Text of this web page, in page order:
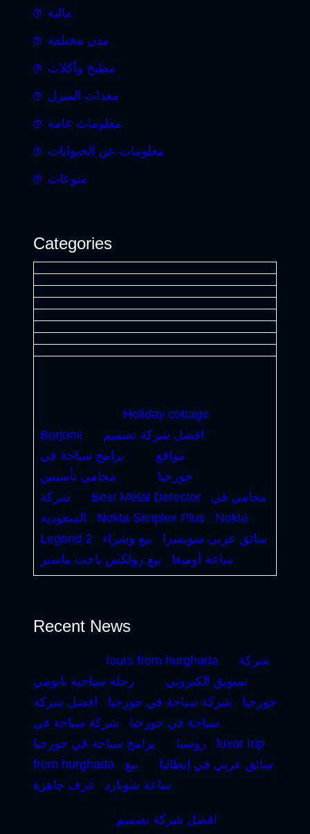
مالية
مدن مختلفة
مطبخ وأكلات
معدات المنزل
معلومات عامة
معلومات عن الحيوانات
منوعات
Categories
Holiday cottage
Borjomi
افضل شركة تصميم
مواقع
برامج سياحة في
جورجيا
محامي تأسيس
شركة
Best Metal Detector
محامي في
السعودية
Nokta Simplex Plus
Nokta
Legend 2
سائق عربى سويسرا
بيع وشراء
ساعة أوميغا
بيع رولكس ياخت ماستر
Recent News
tours from hurghada
شركة
تسويق الكتروني
رحلة سياحية باتومي
جورجيا
شركة سياحة في جورجيا
افضل شركة
سياحة في جورجيا
شركة سياحة في
روسيا
برامج سياحة في جورجيا
luxor trip
from hurghada
سائق عربي في إيطاليا
بيع
ساعة شوبارد
غرف جاهزة
افضل شركة تصميم